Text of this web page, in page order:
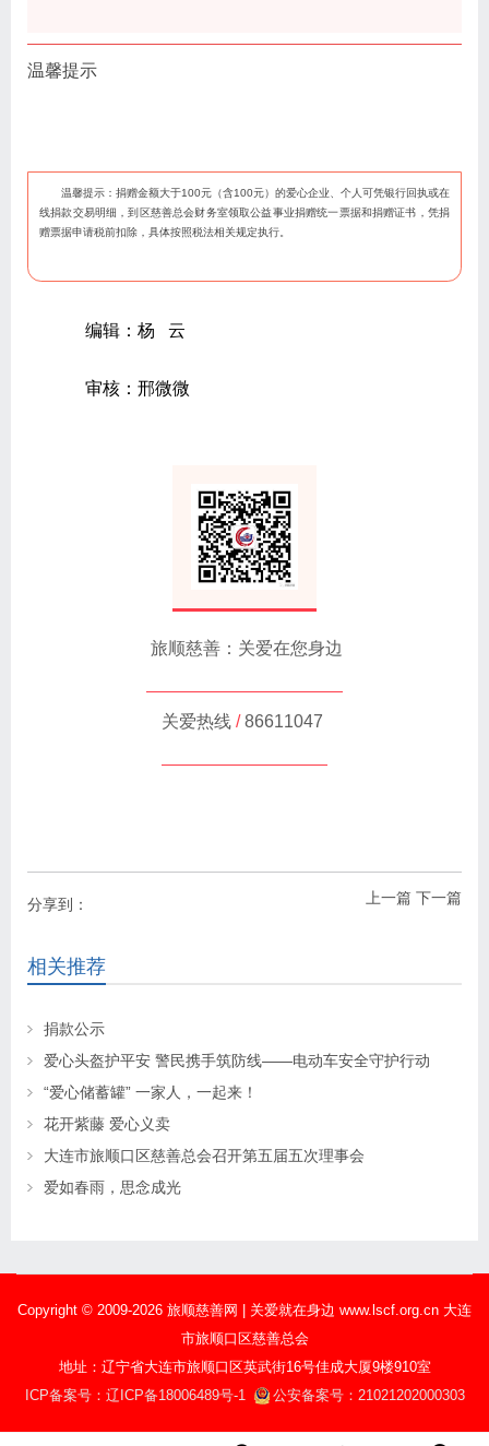
温馨提示
温馨提示：捐赠金额大于100元（含100元）的爱心企业、个人可凭银行回执或在
线捐款交易明细，到区慈善总会财务室领取公益事业捐赠统一票据和捐赠证书，凭捐
赠票据申请税前扣除，具体按照税法相关规定执行。
编辑：杨 云
审核：邢微微
旅顺慈善：关爱在您身边
关爱热线 /86611047
上一篇 下一篇
分享到：
相关推荐
捐款公示
爱心头盔护平安 警民携手筑防线——电动车安全守护行动
“爱心储蓄罐” 一家人，一起来！
花开紫藤 爱心义卖
大连市旅顺口区慈善总会召开第五届五次理事会
爱如春雨，思念成光
Copyright © 2009-2026 旅顺慈善网 | 关爱就在身边 www.lscf.org.cn 大连
市旅顺口区慈善总会
地址：辽宁省大连市旅顺口区英武街16号佳成大厦9楼910室
ICP备案号：辽ICP备18006489号-1
公安备案号：21021202000303